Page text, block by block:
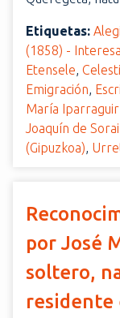
Etiquetas:
(1858) -
Etensele,
Emigración,
María
Joaquín de
(Gipuzkoa),
por José
soltero,
residente